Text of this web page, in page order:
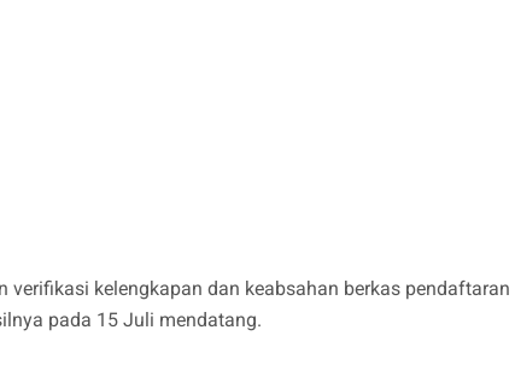
verifikasi kelengkapan dan keabsahan berkas pendaftaran
pada 15 Juli mendatang.